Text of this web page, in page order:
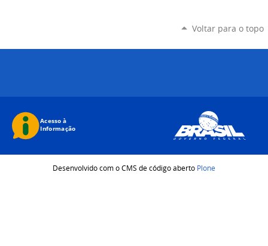
Voltar para o topo
Desenvolvido com o CMS de código aberto Plone